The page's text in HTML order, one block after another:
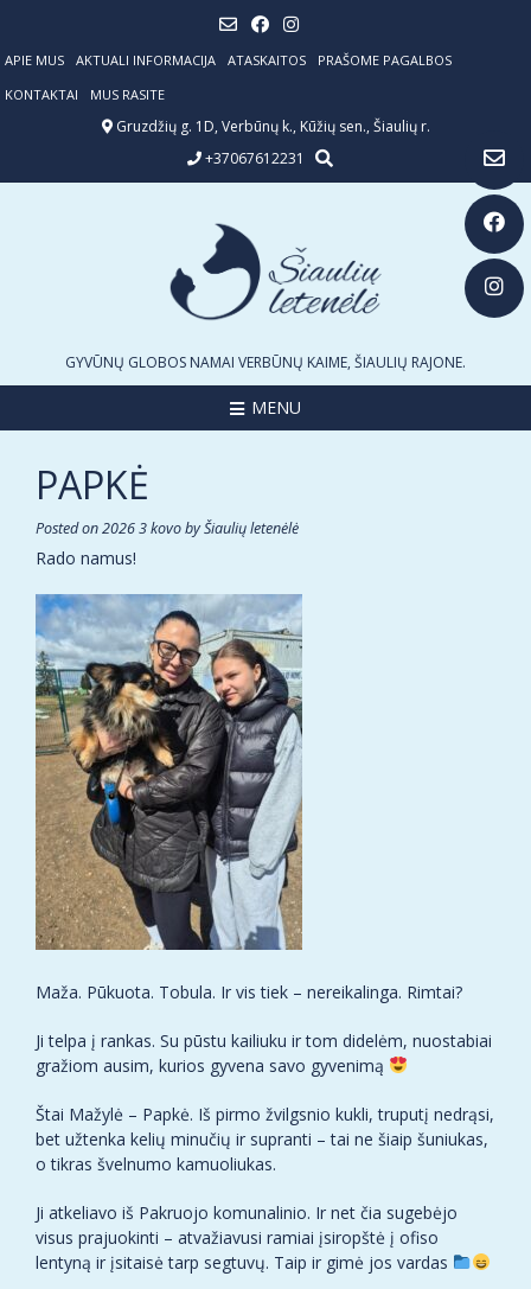
content
APIE MUS AKTUALI INFORMACIJA ATASKAITOS
PRAŠOME PAGALBOS
KONTAKTAI
MUS RASITE
Gruzdžių g. 1D, Verbūnų k., Kūžių sen., Šiaulių r.
+37067612231
GYVŪNŲ GLOBOS NAMAI VERBŪNŲ KAIME, ŠIAULIŲ RAJONE.
MENU
PAPKĖ
Posted on2026 3 kovobyŠiaulių letenėlė
Rado namus!
Maža. Pūkuota. Tobula. Ir vis tiek – nereikalinga. Rimtai?
Ji telpa į rankas. Su pūstu kailiuku ir tom didelėm, nuostabiai
gražiom ausim, kurios gyvena savo gyvenimą
Štai Mažylė – Papkė. Iš pirmo žvilgsnio kukli, truputį nedrąsi,
bet užtenka kelių minučių ir supranti – tai ne šiaip šuniukas,
o tikras švelnumo kamuoliukas.
Ji atkeliavo iš Pakruojo komunalinio. Ir net čia sugebėjo
visus prajuokinti – atvažiavusi ramiai įsiropštė į ofiso
lentyną ir įsitaisė tarp segtuvų. Taip ir gimė jos vardas